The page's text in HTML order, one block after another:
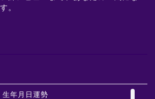
。
生年月日運勢